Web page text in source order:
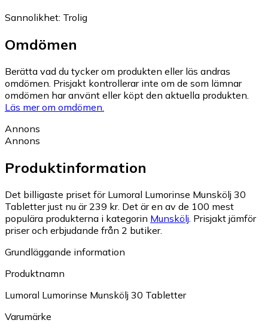
Sannolikhet: Trolig
Omdömen
Berätta vad du tycker om produkten eller läs andras
omdömen. Prisjakt kontrollerar inte om de som lämnar
omdömen har använt eller köpt den aktuella produkten.
Läs mer om omdömen.
Annons
Annons
Produktinformation
Det billigaste priset för Lumoral Lumorinse Munskölj 30
Tabletter just nu är 239 kr. Det är en av de 100 mest
populära produkterna i kategorin Munskölj Prisjakt jämför
priser och erbjudande från 2 butiker.
Grundläggande information
Produktnamn
Lumoral Lumorinse Munskölj 30 Tabletter
Varumärke